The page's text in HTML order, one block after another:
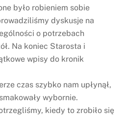
było robieniem sobie
dyskusje na
o potrzebach
Na koniec Starosta i
wpisy do kronik
czas szybko nam upłynął,
wybornie.
kiedy to zrobiło się